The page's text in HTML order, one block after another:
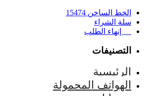
الخط الساخن 15474
سلة الشراء
إنهاء الطلب
التصنيفات
الرئيسية
الهواتف المحمولة